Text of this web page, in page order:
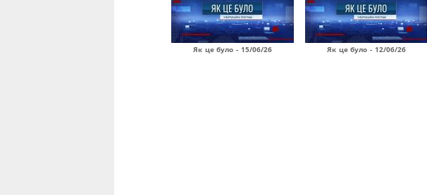
Як це було - 15/06/26 Як це було - 12/06/26